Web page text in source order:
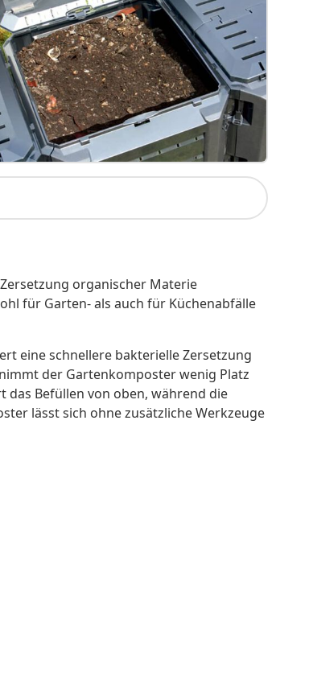
organischer Materie
für Garten- als auch für Küchenabfälle
eine schnellere bakterielle Zersetzung
der Gartenkomposter wenig Platz
das Befüllen von oben, während die
lässt sich ohne zusätzliche Werkzeuge